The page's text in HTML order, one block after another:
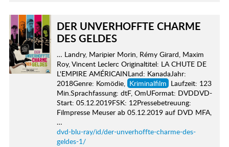
DER UNVERHOFFTE CHARME
DES GELDES
… Landry, Maripier Morin, Rémy Girard, Maxim
Roy, Vincent Leclerc Originaltitel: LA CHUTE DE
L'EMPIRE AMÉRICAINLand: KanadaJahr:
2018Genre: Komödie, Kriminalfilm Laufzeit: 123
Min.Sprachfassung: dtF, OmUFormat: DVDDVD-
Start: 05.12.2019FSK: 12Pressebetreuung:
Filmpresse Meuser ab 05.12.2019 auf DVD MFA,
…
dvd-blu-ray/id/der-unverhoffte-charme-des-
geldes-1/